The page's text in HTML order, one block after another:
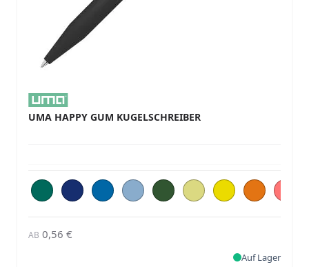
UMA HAPPY GUM KUGELSCHREIBER
AB 0,56 €
Auf Lager